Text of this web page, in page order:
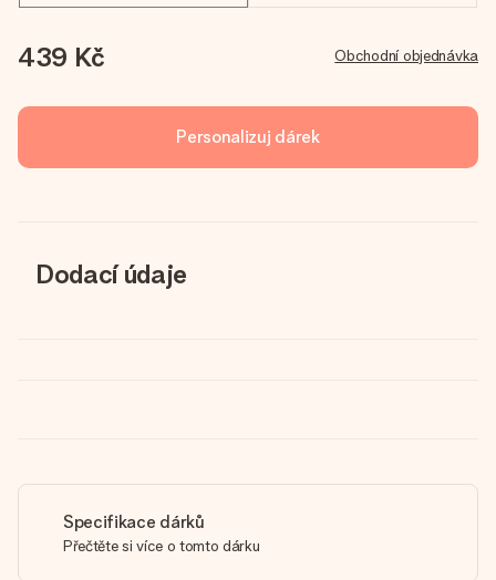
439 Kč Obchodní objednávka
Personalizuj dárek
Dodací údaje
Specifikace dárků
Přečtěte si více o tomto dárku